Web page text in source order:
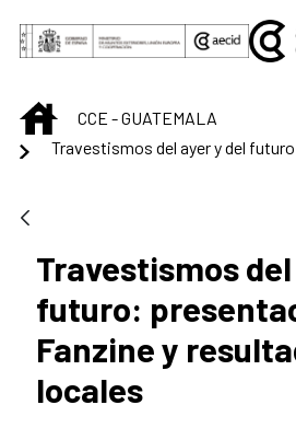
Saltar al contenido principal
INICIOCCE - GUATEMALA
Travestismos
futuro:
Fanzine y
locales